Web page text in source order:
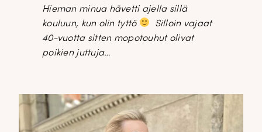
Hieman minua hävetti ajella sillä
kouluun, kun olin tyttö
Silloin vajaat
40-vuotta sitten mopotouhut olivat
poikien juttuja…